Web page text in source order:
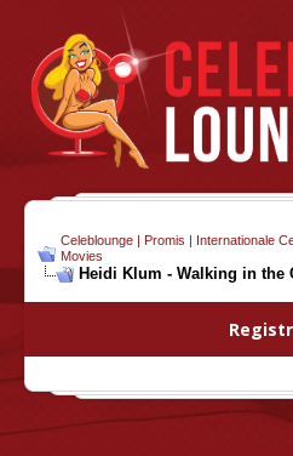
Celeblounge | Promis | Internationale
Movies
Heidi Klum - Walking in the